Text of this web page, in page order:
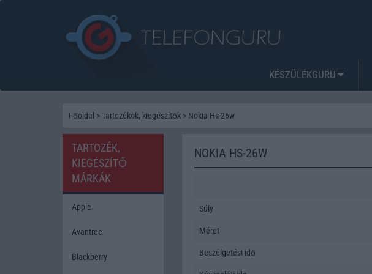
KÉSZÜLÉKGURU
Főoldal >Tartozékok, kiegészítők > Nokia Hs-26w
NOKIA HS-26W
Súly
Méret
Beszélgetési idő
TARTOZÉK,
KIEGÉSZÍTŐ
MÁRKÁK
Apple
Avantree
Blackberry